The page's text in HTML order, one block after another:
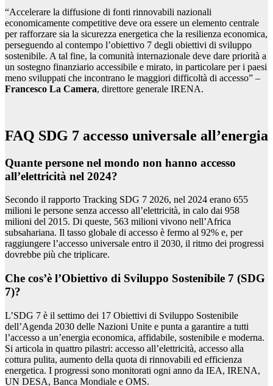
“Accelerare la diffusione di fonti rinnovabili nazionali
economicamente competitive deve ora essere un elemento centrale
per rafforzare sia la sicurezza energetica che la resilienza economica,
perseguendo al contempo l’obiettivo 7 degli obiettivi di sviluppo
sostenibile. A tal fine, la comunità internazionale deve dare priorità a
un sostegno finanziario accessibile e mirato, in particolare per i paesi
meno sviluppati che incontrano le maggiori difficoltà di accesso” –
Francesco La Camera, direttore generale IRENA.
FAQ SDG 7 accesso universale all’energia
Quante persone nel mondo non hanno accesso
all’elettricità nel 2024?
Secondo il rapporto Tracking SDG 7 2026, nel 2024 erano 655
milioni le persone senza accesso all’elettricità, in calo dai 958
milioni del 2015. Di queste, 563 milioni vivono nell’Africa
subsahariana. Il tasso globale di accesso è fermo al 92% e, per
raggiungere l’accesso universale entro il 2030, il ritmo dei progressi
dovrebbe più che triplicare.
Che cos’è l’Obiettivo di Sviluppo Sostenibile 7 (SDG
7)?
L’SDG 7 è il settimo dei 17 Obiettivi di Sviluppo Sostenibile
dell’Agenda 2030 delle Nazioni Unite e punta a garantire a tutti
l’accesso a un’energia economica, affidabile, sostenibile e moderna.
Si articola in quattro pilastri: accesso all’elettricità, accesso alla
cottura pulita, aumento della quota di rinnovabili ed efficienza
energetica. I progressi sono monitorati ogni anno da IEA, IRENA,
UN DESA, Banca Mondiale e OMS.